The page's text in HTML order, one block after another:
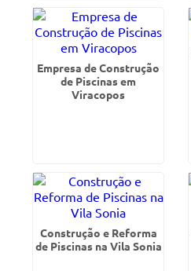
Empresa de Construção
de Piscinas em
Viracopos
Construção e Reforma
de Piscinas na Vila Sonia